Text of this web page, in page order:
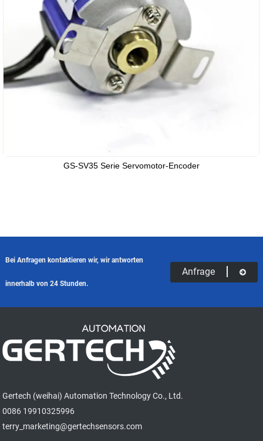
GS-SV35 Serie Servomotor-Encoder
Bei Anfragen kontaktieren wir, wir antworten
innerhalb von 24 Stunden.
Anfrage
Gertech (weihai) Automation Technology Co., Ltd.
0086 19910325996
terry_marketing@gertechsensors.com